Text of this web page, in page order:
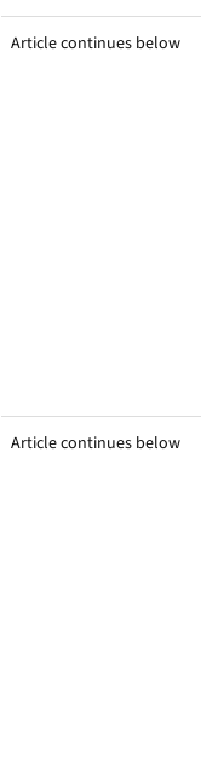
Article continues below
Article continues below